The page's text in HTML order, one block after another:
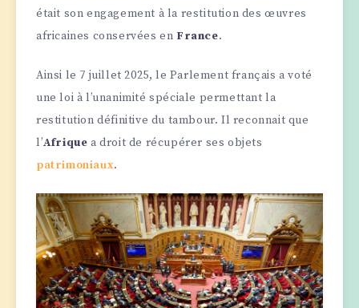
était son engagement à la restitution des œuvres
africaines conservées en France.
Ainsi le 7 juillet 2025, le Parlement français a voté
une loi à l’unanimité spéciale permettant la
restitution définitive du tambour. Il reconnait que
l’Afrique a droit de récupérer ses objets
patrimoniaux.